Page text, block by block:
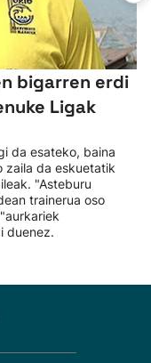
bigarren erdi
Ligak
da esateko, baina
zaila da eskuetatik
"Asteburu
trainerua oso
duenez.